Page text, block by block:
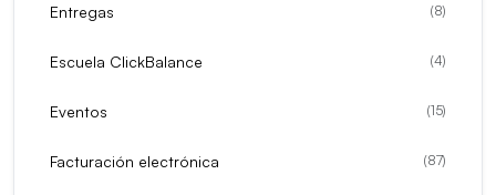
Entregas (8)
Escuela ClickBalance (4)
Eventos (15)
Facturación electrónica (87)